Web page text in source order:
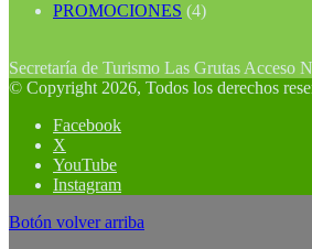
PROMOCIONES (4)
Secretaría de Turismo Las Grutas Acceso
© Copyright 2026, Todos los derechos
Facebook
X
YouTube
Instagram
Botón volver arriba